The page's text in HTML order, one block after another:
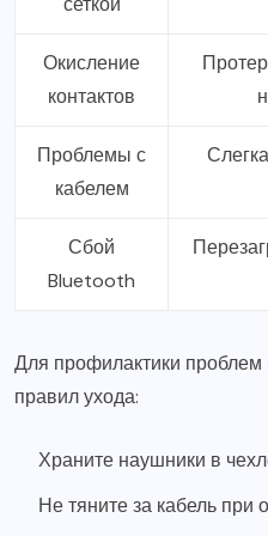
Окисление
контактов
Проблемы с
кабелем
Сбой
Bluetooth
Для профилактики
правил ухода:
Храните наушники в
Не тяните за кабель при